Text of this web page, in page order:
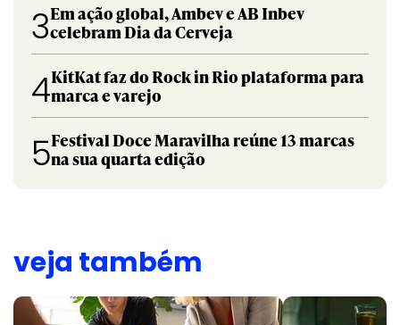
3Em ação global, Ambev e AB Inbev
celebram Dia da Cerveja
4KitKat faz do Rock in Rio plataforma para
marca e varejo
5Festival Doce Maravilha reúne 13 marcas
na sua quarta edição
veja também